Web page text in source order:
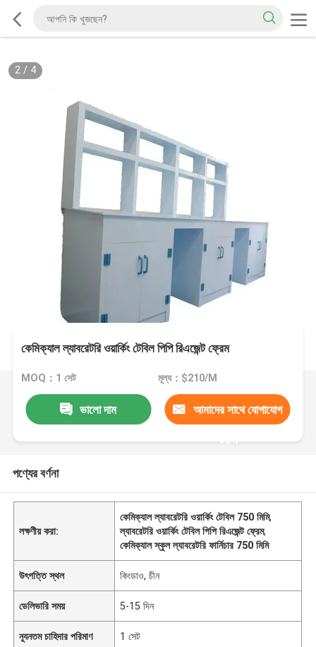
2/ 4
কেমিক্যাল ল্যাবরেটরি ওয়ার্কিং টেবিল পিপি রিএজেন্ট ফ্রেম
MOQ：1 সেট মূল্য：$210/M
ভালো দাম আমাদের সাথে যোগাযোগ
করুন
পণ্যের বর্ণনা
লক্ষণীয় করা:
কেমিক্যাল ল্যাবরেটরি ওয়ার্কিং টেবিল 750 মিমি,
ল্যাবরেটরি ওয়ার্কিং টেবিল পিপি রিএজেন্ট ফ্রেম,
কেমিক্যাল স্কুল ল্যাবরেটরি ফার্নিচার 750 মিমি
উৎপত্তি স্থল কিংডাও, চীন
ডেলিভারি সময় 5-15 দিন
ন্যূনতম চাহিদার পরিমাণ 1 সেট